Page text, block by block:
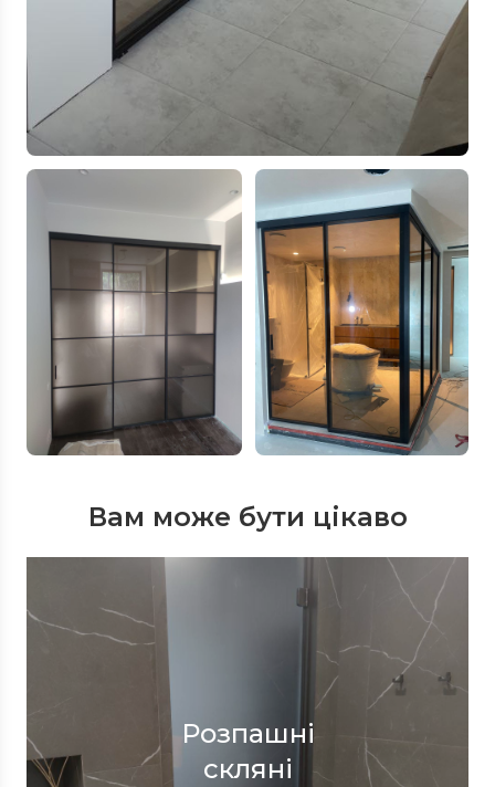
Вам може бути цікаво
Розпашні
скляні